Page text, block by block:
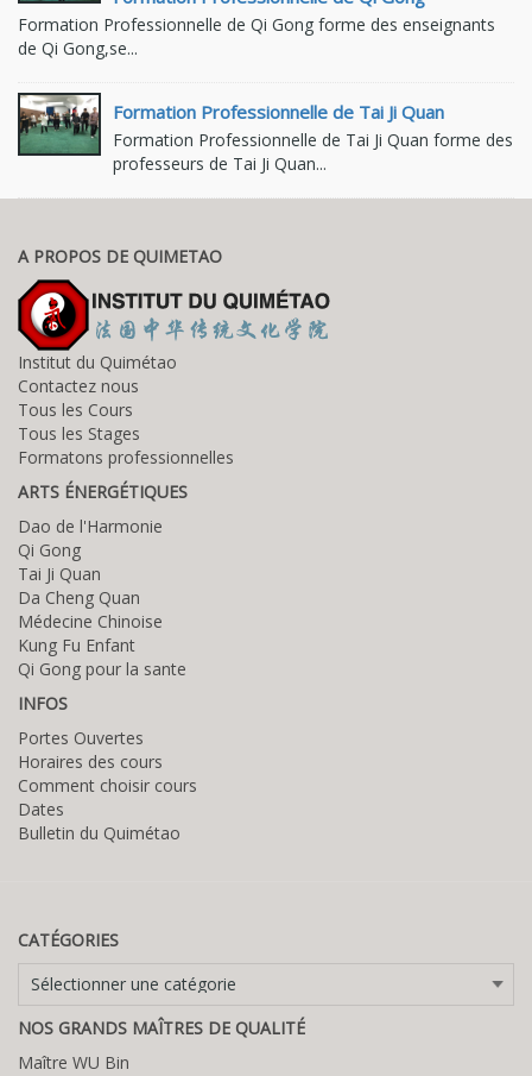
Formation Professionnelle de Qi Gong forme des enseignants
de Qi Gong,se...
Formation Professionnelle de Tai Ji Quan
Formation Professionnelle de Tai Ji Quan forme des
professeurs de Tai Ji Quan...
A PROPOS DE QUIMETAO
Institut du Quimétao
Contactez nous
Tous les Cours
Tous les Stages
Formatons professionnelles
ARTS ÉNERGÉTIQUES
Dao de l'Harmonie
Qi Gong
Tai Ji Quan
Da Cheng Quan
Médecine Chinoise
Kung Fu Enfant
Qi Gong pour la sante
INFOS
Portes Ouvertes
Horaires des cours
Comment choisir cours
Dates
Bulletin du Quimétao
CATÉGORIES
Catégories
NOS GRANDS MAÎTRES DE QUALITÉ
Maître WU Bin